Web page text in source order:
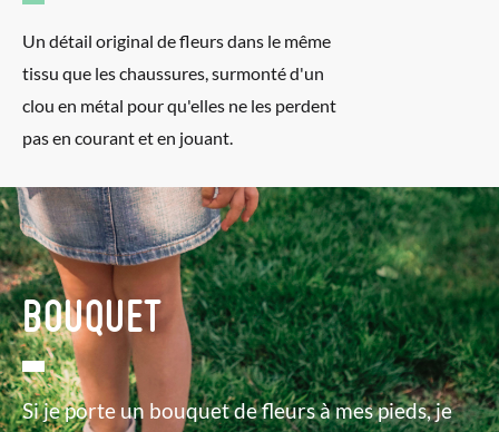
Un détail original de fleurs dans le même
tissu que les chaussures, surmonté d'un
clou en métal pour qu'elles ne les perdent
pas en courant et en jouant.
BOUQUET
Si je porte un bouquet de fleurs à mes pieds, je